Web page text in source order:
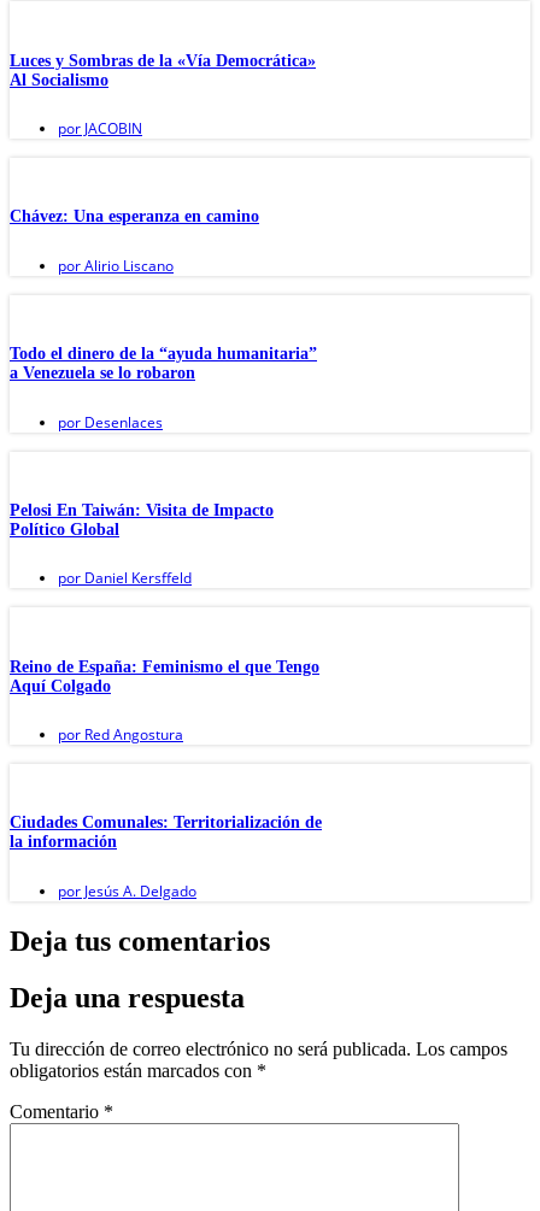
Luces y Sombras de la «Vía Democrática»
Al Socialismo
por JACOBIN
Chávez: Una esperanza en camino
porAlirio Liscano
Todo el dinero de la “ayuda humanitaria”
a Venezuela se lo robaron
por Desenlaces
Pelosi En Taiwán: Visita de Impacto
Político Global
por Daniel Kersffeld
Reino de España: Feminismo el que Tengo
Aquí Colgado
por Red Angostura
Ciudades Comunales: Territorialización de
la información
por Jesús A. Delgado
Deja tus comentarios
Deja una respuesta
Tu dirección de correo electrónico no será publicada. Los campos
obligatorios están marcados con *
Comentario *